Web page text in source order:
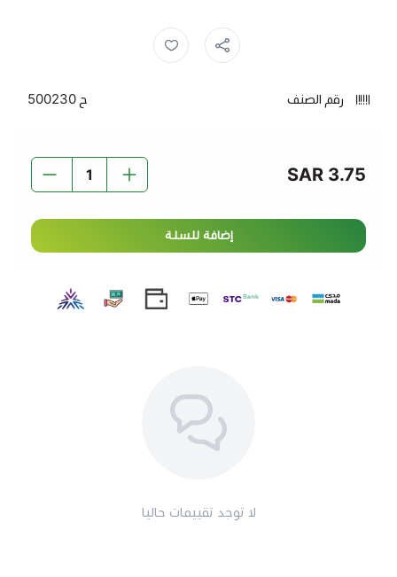
رقم الصنف ح 500230
3.75 SAR
إضافة للسلة
لا توجد تقييمات حاليا